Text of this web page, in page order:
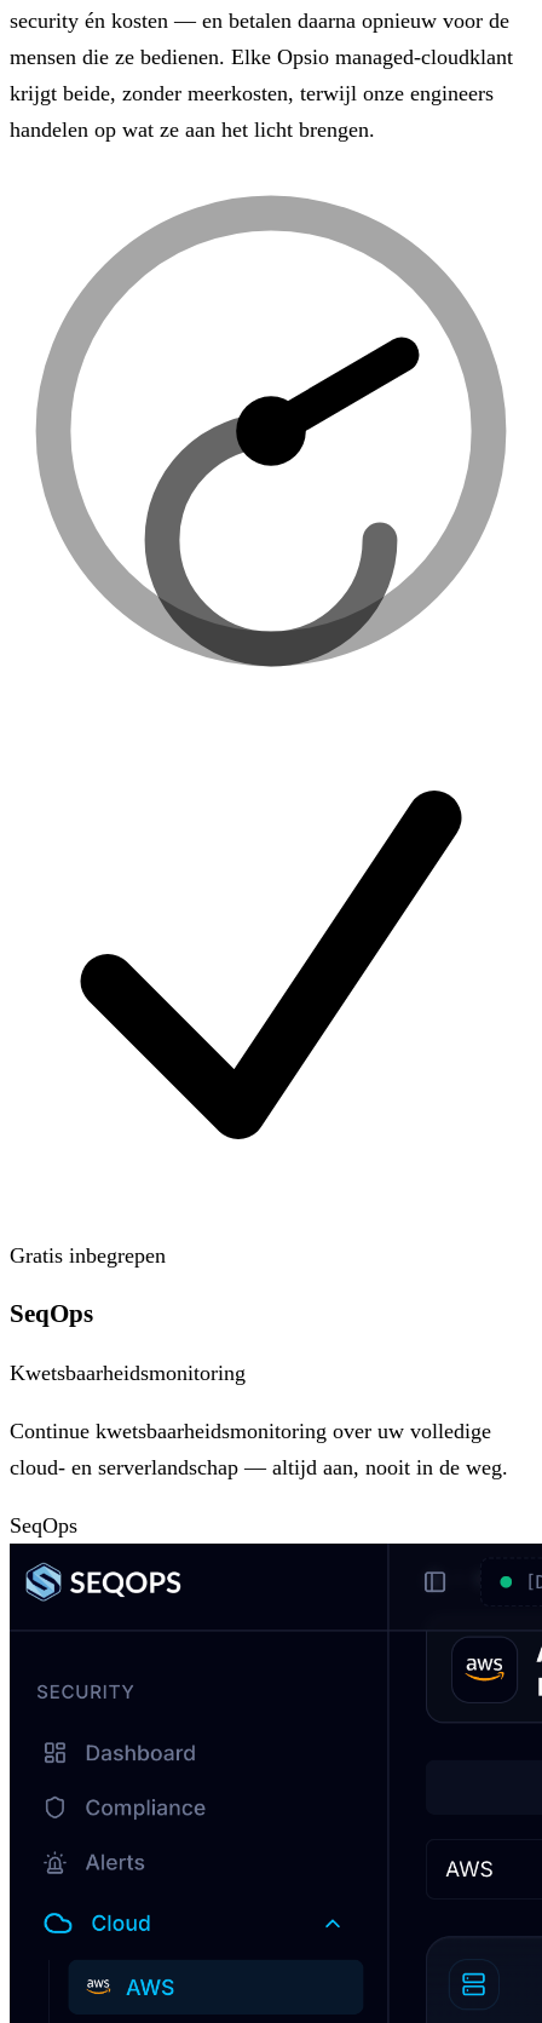
security én kosten — en betalen daarna opnieuw voor de
mensen die ze bedienen. Elke Opsio managed-cloudklant
krijgt beide, zonder meerkosten, terwijl onze engineers
handelen op wat ze aan het licht brengen.
Gratis inbegrepen
SeqOps
Kwetsbaarheidsmonitoring
Continue kwetsbaarheidsmonitoring over uw volledige
cloud- en serverlandschap — altijd aan, nooit in de weg.
SeqOps